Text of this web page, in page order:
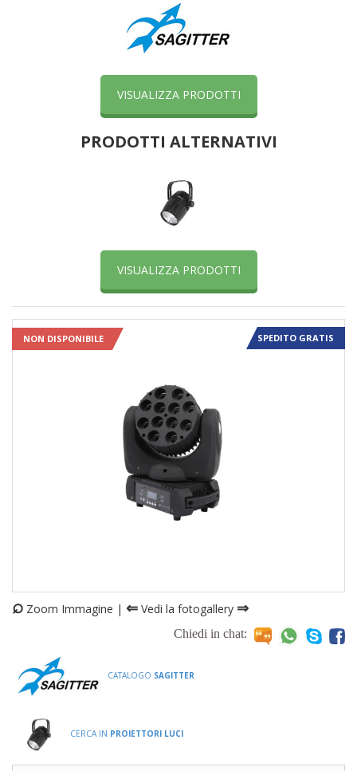
VISUALIZZA PRODOTTI
PRODOTTI ALTERNATIVI
VISUALIZZA PRODOTTI
NON DISPONIBILE SPEDITO GRATIS
⌕ Zoom Immagine | ⇐ Vedi la fotogallery ⇒
Chiedi in chat:
CATALOGO SAGITTER
CERCA IN PROIETTORI LUCI